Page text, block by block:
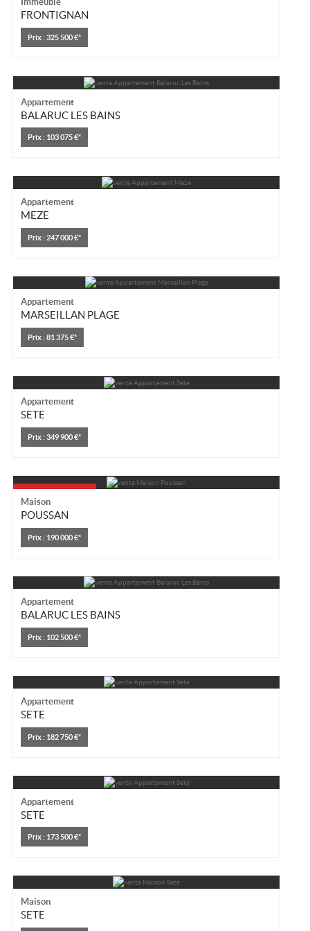
Location/gestion
Location saisonnière
Notre agence
Méditerranée
Mon compte
FRONTIGNAN
Prix : 325 500 €*
Appartement
BALARUC LES BAINS
Prix : 103 075 €*
Appartement
MEZE
Prix : 247 000 €*
Appartement
MARSEILLAN PLAGE
Prix : 81 375 €*
Appartement
SETE
Prix : 349 900 €*
Maison
POUSSAN
Prix : 190 000 €*
Appartement
BALARUC LES BAINS
Prix : 102 500 €*
Appartement
SETE
Prix : 182 750 €*
Appartement
SETE
Prix : 173 500 €*
Maison
SETE